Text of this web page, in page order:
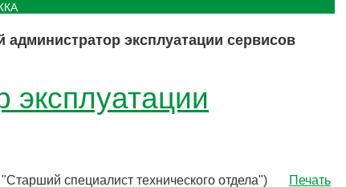
эксплуатации сервисов
Печать
специалист технического отдела")